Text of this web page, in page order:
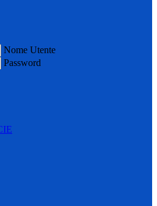
Nome Utente
Password